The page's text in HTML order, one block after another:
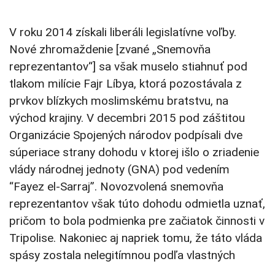
V roku 2014 získali liberáli legislatívne voľby.
Nové zhromaždenie [zvané „Snemovňa
reprezentantov“] sa však muselo stiahnuť pod
tlakom milície Fajr Líbya, ktorá pozostávala z
prvkov blízkych moslimskému bratstvu, na
východ krajiny. V decembri 2015 pod záštitou
Organizácie Spojených národov podpísali dve
súperiace strany dohodu v ktorej išlo o zriadenie
vlády národnej jednoty (GNA) pod vedením
“Fayez el-Sarraj”. Novozvolená snemovňa
reprezentantov však túto dohodu odmietla uznať,
pričom to bola podmienka pre začiatok činnosti v
Tripolise. Nakoniec aj napriek tomu, že táto vláda
spásy zostala nelegitímnou podľa vlastných